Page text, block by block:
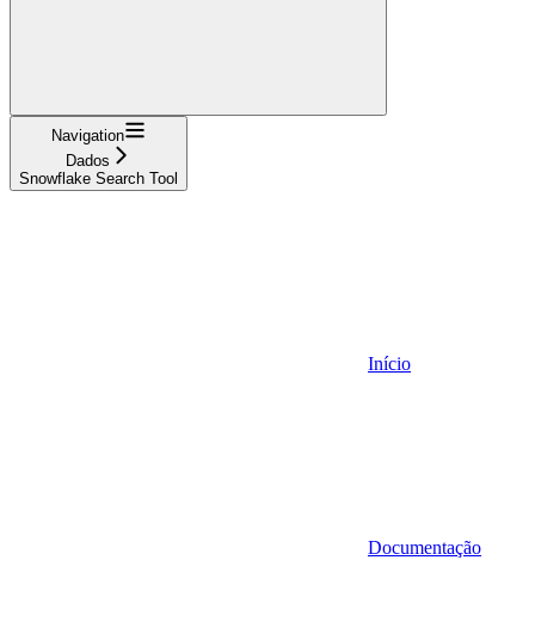
Navigation
Dados
Snowflake Search Tool
Início
Documentação